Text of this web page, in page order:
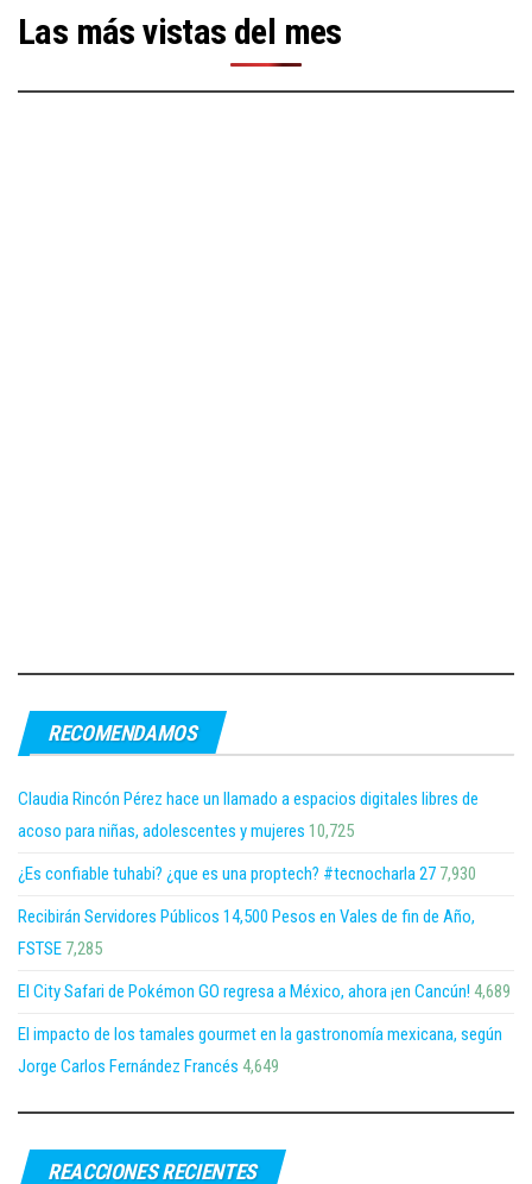
Las más vistas del mes
RECOMENDAMOS
Claudia Rincón Pérez hace un llamado a espacios digitales libres de
acoso para niñas, adolescentes y mujeres 10,725
¿Es confiable tuhabi? ¿que es una proptech? #tecnocharla 27 7,930
Recibirán Servidores Públicos 14,500 Pesos en Vales de fin de Año,
FSTSE 7,285
El City Safari de Pokémon GO regresa a México, ahora ¡en Cancún! 4,689
El impacto de los tamales gourmet en la gastronomía mexicana, según
Jorge Carlos Fernández Francés 4,649
REACCIONES RECIENTES